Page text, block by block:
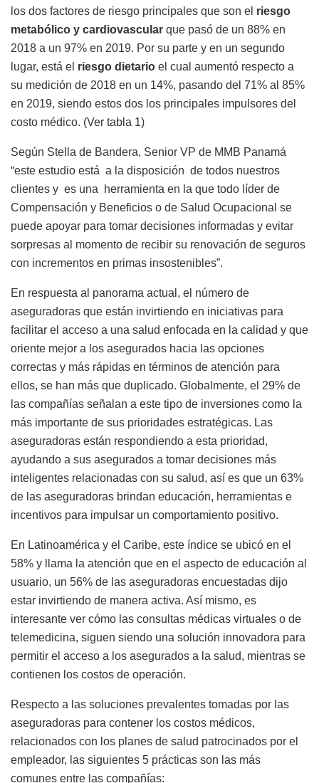
los dos factores de riesgo principales que son el riesgo
metabólico y cardiovascular que pasó de un 88% en
2018 a un 97% en 2019. Por su parte y en un segundo
lugar, está el riesgo dietario el cual aumentó respecto a
su medición de 2018 en un 14%, pasando del 71% al 85%
en 2019, siendo estos dos los principales impulsores del
costo médico. (Ver tabla 1)
Según Stella de Bandera, Senior VP de MMB Panamá
“este estudio está a la disposición de todos nuestros
clientes y es una
herramienta en la que todo líder de
Compensación y Beneficios o de Salud Ocupacional se
puede apoyar para tomar decisiones informadas y evitar
sorpresas al momento de recibir su renovación de seguros
con incrementos en primas insostenibles”.
En respuesta al panorama actual, el número de
aseguradoras que están invirtiendo en iniciativas para
facilitar el acceso a una salud enfocada en la calidad y que
oriente mejor a los asegurados hacia las opciones
correctas y más rápidas en términos de atención para
ellos, se han más que duplicado. Globalmente, el 29% de
las compañías señalan a este tipo de inversiones como la
más importante de sus prioridades estratégicas. Las
aseguradoras están respondiendo a esta prioridad,
ayudando a sus asegurados a tomar decisiones más
inteligentes relacionadas con su salud, así es que un 63%
de las aseguradoras brindan educación, herramientas e
incentivos para impulsar un comportamiento positivo.
En Latinoamérica y el Caribe, este índice se ubicó en el
58% y llama la atención que en el aspecto de educación al
usuario, un 56% de las aseguradoras encuestadas dijo
estar invirtiendo de manera activa. Así mismo, es
interesante ver cómo las consultas médicas virtuales o de
telemedicina, siguen siendo una solución innovadora para
permitir el acceso a los asegurados a la salud, mientras se
contienen los costos de operación.
Respecto a las soluciones prevalentes tomadas por las
aseguradoras para contener los costos médicos,
relacionados con los planes de salud patrocinados por el
empleador, las siguientes 5 prácticas son las más
comunes entre las compañías: